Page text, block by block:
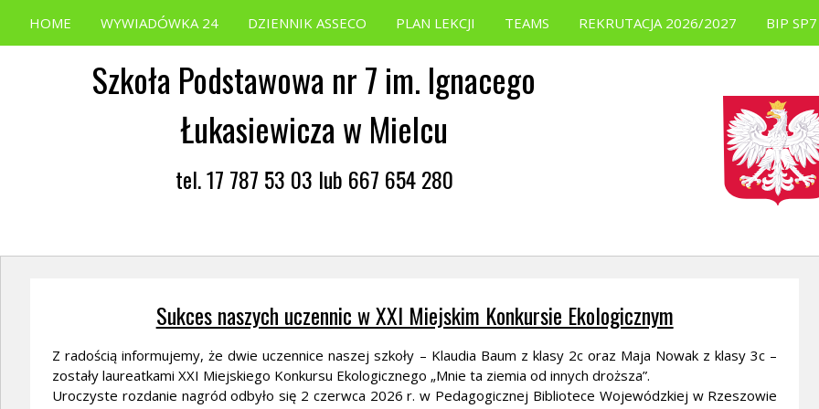
HOME WYWIADÓWKA 24 DZIENNIK ASSECO PLAN LEKCJI TEAMS REKRUTACJA 2026/2027 BIP SP7
Szkoła Podstawowa nr 7 im. Ignacego
Łukasiewicza w Mielcu
tel. 17 787 53 03 lub 667 654 280
Sukces naszych uczennic w XXI Miejskim Konkursie Ekologicznym
Z radością informujemy, że dwie uczennice naszej szkoły – Klaudia Baum z klasy 2c oraz Maja Nowak z klasy 3c –
zostały laureatkami XXI Miejskiego Konkursu Ekologicznego „Mnie ta ziemia od innych droższa”.
Uroczyste rozdanie nagród odbyło się 2 czerwca 2026 r. w Pedagogicznej Bibliotece Wojewódzkiej w Rzeszowie